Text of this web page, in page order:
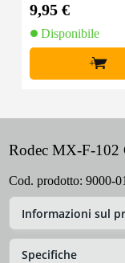
9,95 €
Disponibile
+
Rodec MX-F-102
Cod. prodotto: 9000-
Informazioni sul
Specifiche